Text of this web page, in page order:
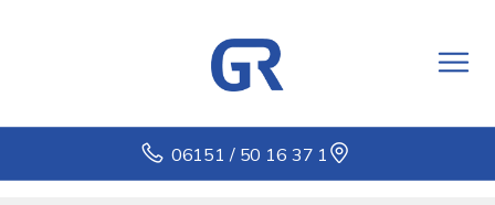
06151 / 50 16 37 1